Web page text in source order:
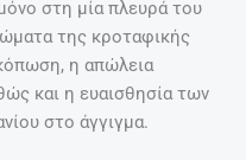
στη μία πλευρά του
της κροταφικής
η απώλεια
και η ευαισθησία των
στο άγγιγμα.